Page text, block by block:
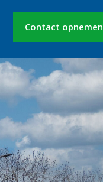
Contact opnemen